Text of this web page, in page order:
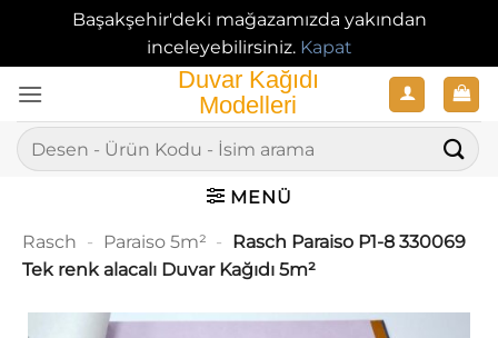
Başakşehir'deki mağazamızda yakından
inceleyebilirsiniz. Kapat
atla
Ara:
MENÜ
Rasch - Paraiso 5m² - Rasch Paraiso P1-8 330069
Tek renk alacalı Duvar Kağıdı 5m²